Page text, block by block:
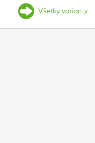
Všetky varianty